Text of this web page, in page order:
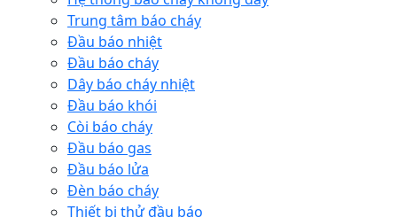
Trung tâm báo cháy
Đầu báo nhiệt
Đầu báo cháy
Dây báo cháy nhiệt
Đầu báo khói
Còi báo cháy
Đầu báo gas
Đầu báo lửa
Đèn báo cháy
Thiết bị thử đầu báo